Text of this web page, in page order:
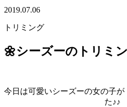
2019.07.06
トリミング
🌼シーズーのトリミ
今日は可愛いシーズーの女の子
た♪♪